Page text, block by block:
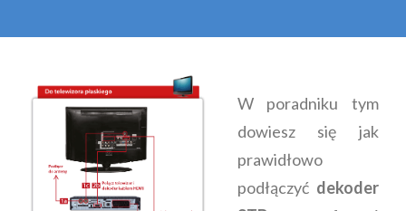
W poradniku tym
dowiesz się jak
prawidłowo
podłączyć dekoder